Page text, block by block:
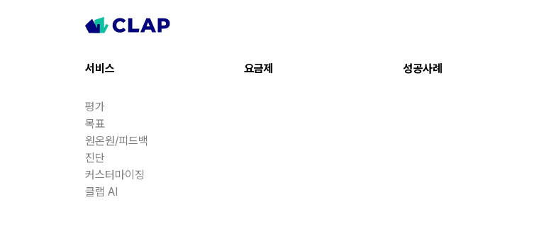
서비스
평가
목표
원온원/피드백
진단
커스터마이징
클랩 AI
요금제 성공사례